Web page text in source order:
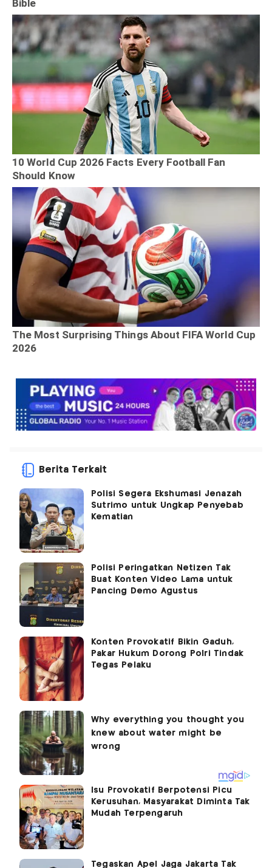
Berita Terkait
Polisi Segera Ekshumasi Jenazah
Sutrimo untuk Ungkap Penyebab
Kematian
Polisi Peringatkan Netizen Tak
Buat Konten Video Lama untuk
Pancing Demo Agustus
Konten Provokatif Bikin Gaduh,
Pakar Hukum Dorong Polri Tindak
Tegas Pelaku
Isu Provokatif Berpotensi Picu
Kerusuhan, Masyarakat Diminta Tak
Mudah Terpengaruh
Tegaskan Apel Jaga Jakarta Tak